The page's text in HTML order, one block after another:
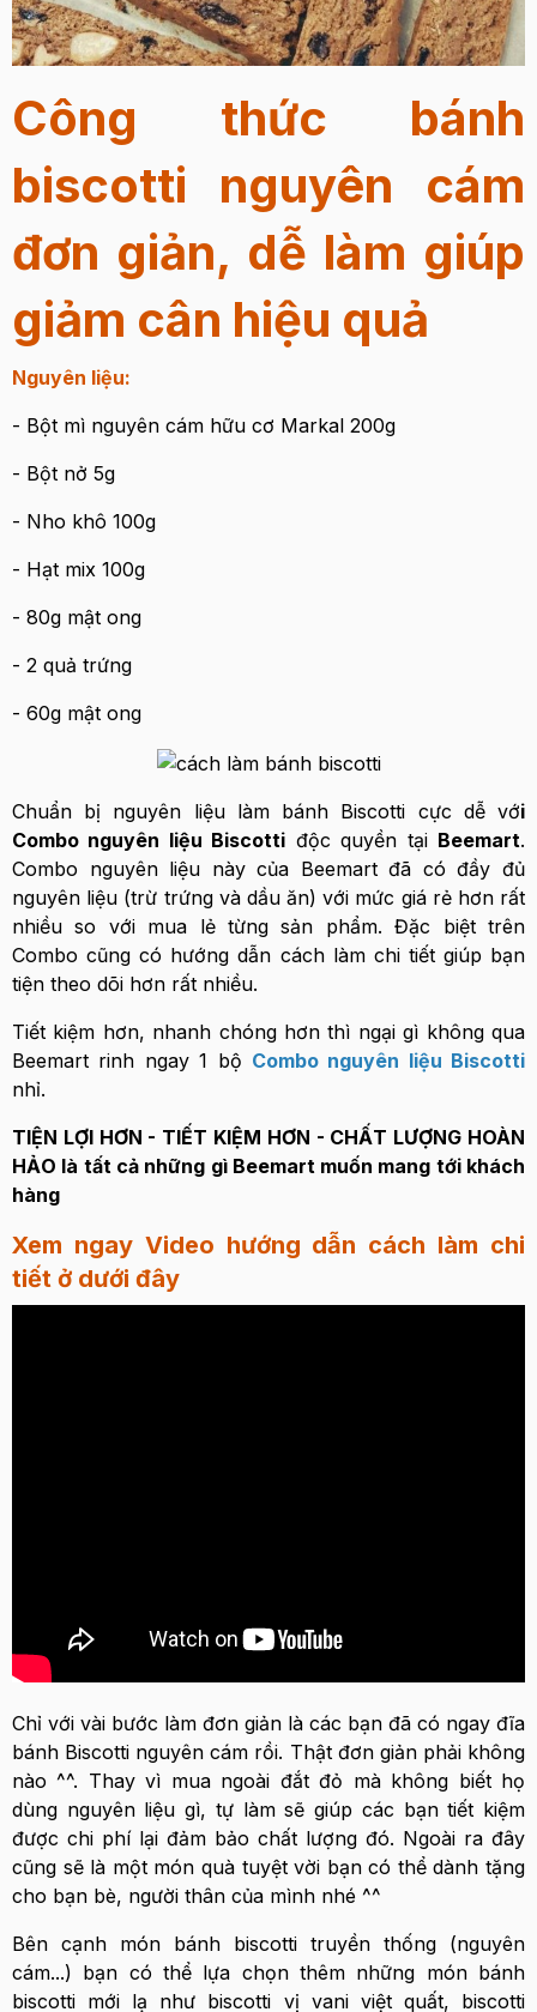
Công thức bánh
biscotti nguyên cám
đơn giản, dễ làm giúp
giảm cân hiệu quả
Nguyên liệu:
- Bột mì nguyên cám hữu cơ Markal 200g
- Bột nở 5g
- Nho khô 100g
- Hạt mix 100g
- 80g mật ong
- 2 quả trứng
- 60g mật ong
Chuẩn bị nguyên liệu làm bánh Biscotti cực dễ với
Combo nguyên liệu Biscotti độc quyền tại Beemart.
Combo nguyên liệu này của Beemart đã có đầy đủ
nguyên liệu (trừ trứng và dầu ăn) với mức giá rẻ hơn rất
nhiều so với mua lẻ từng sản phẩm. Đặc biệt trên
Combo cũng có hướng dẫn cách làm chi tiết giúp bạn
tiện theo dõi hơn rất nhiều.
Tiết kiệm hơn, nhanh chóng hơn thì ngại gì không qua
Beemart rinh ngay 1 bộ Combo nguyên liệu Biscotti
nhỉ.
TIỆN LỢI HƠN - TIẾT KIỆM HƠN - CHẤT LƯỢNG HOÀN
HẢO là tất cả những gì Beemart muốn mang tới khách
hàng
Xem ngay Video hướng dẫn cách làm chi
tiết ở dưới đây
Chỉ với vài bước làm đơn giản là các bạn đã có ngay đĩa
bánh Biscotti nguyên cám rồi. Thật đơn giản phải không
nào ^^. Thay vì mua ngoài đắt đỏ mà không biết họ
dùng nguyên liệu gì, tự làm sẽ giúp các bạn tiết kiệm
được chi phí lại đảm bảo chất lượng đó. Ngoài ra đây
cũng sẽ là một món quà tuyệt vời bạn có thể dành tặng
cho bạn bè, người thân của mình nhé ^^
Bên cạnh món bánh biscotti truyền thống (nguyên
cám...) bạn có thể lựa chọn thêm những món bánh
biscotti mới lạ như biscotti vị vani việt quất, biscotti